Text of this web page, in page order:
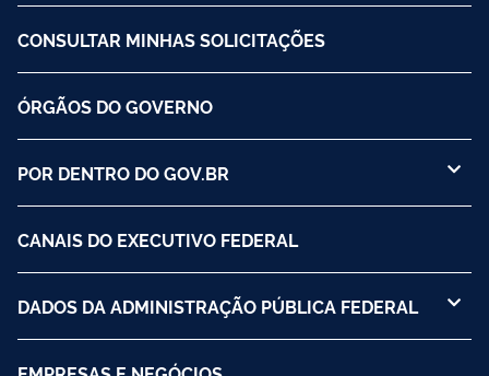
CONSULTAR MINHAS SOLICITAÇÕES
ÓRGÃOS DO GOVERNO
POR DENTRO DO GOV.BR
CANAIS DO EXECUTIVO FEDERAL
DADOS DA ADMINISTRAÇÃO PÚBLICA FEDERAL